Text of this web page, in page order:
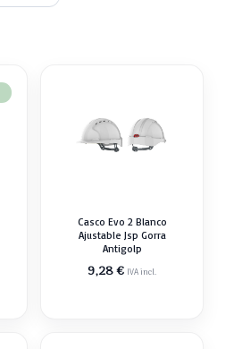
Casco Evo 2 Blanco
Ajustable Jsp Gorra
Antigolp
9,28€ IVA incl.